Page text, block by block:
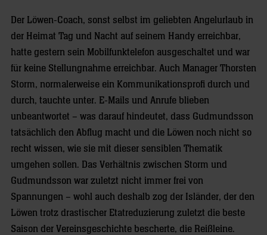
Der Löwen-Coach, sonst selbst im geliebten Angelurlaub in
der Heimat Tag und Nacht auf seinem Handy erreichbar,
hatte gestern sein Mobilfunktelefon ausgeschaltet und war
für keine Stellungnahme erreichbar. Auch Manager Thorsten
Storm, normalerweise ein Kommunikationsprofi durch und
durch, tauchte unter. E-Mails und Anrufe blieben
unbeantwortet – was darauf hindeutet, dass Gudmundsson
tatsächlich den Abflug macht und die Löwen noch nicht so
recht wissen, wie sie mit dieser sensiblen Thematik
umgehen sollen. Das Verhältnis zwischen Storm und
Gudmundsson war zuletzt nicht immer frei von
Spannungen – wohl auch deshalb zog der Isländer, der den
Löwen trotz drastischer Etatreduzierung zuletzt die beste
Saison der Vereinsgeschichte bescherte, die Reißleine.